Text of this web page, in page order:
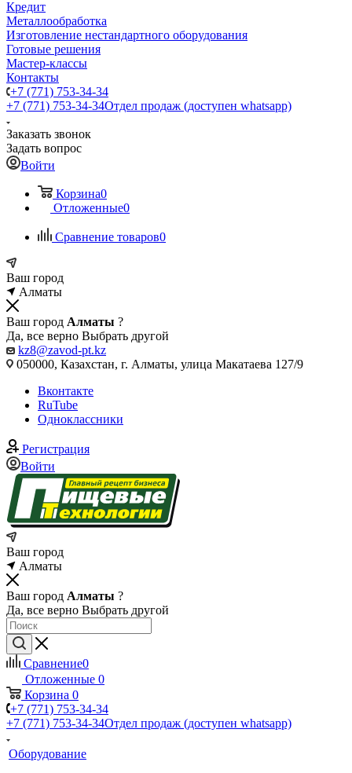
Кредит
Металлообработка
Изготовление нестандартного оборудования
Готовые решения
Мастер-классы
Контакты
+7 (771) 753-34-34
+7 (771) 753-34-34Отдел продаж (доступен whatsapp)
Заказать звонок
Задать вопрос
Войти
Корзина0
Отложенные0
Сравнение товаров0
Ваш город
Алматы
Ваш город Алматы ?
Да, все верно Выбрать другой
kz8@zavod-pt.kz
050000, Казахстан, г. Алматы, улица Макатаева 127/9
Вконтакте
RuTube
Одноклассники
Регистрация
Войти
Ваш город
Алматы
Ваш город Алматы ?
Да, все верно Выбрать другой
Сравнение0
Отложенные 0
Корзина 0
+7 (771) 753-34-34
+7 (771) 753-34-34Отдел продаж (доступен whatsapp)
Оборудование